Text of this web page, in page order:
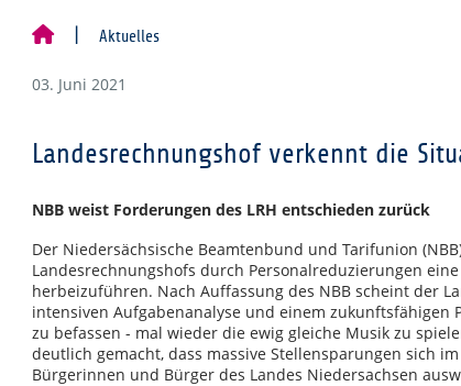
Aktuelles
03. Juni 2021
Landesrechnungshof verkennt die
NBB weist Forderungen des LRH entschieden zurück
Der Niedersächsische Beamtenbund und Tarifunion
Landesrechnungshofs durch Personalreduzierungen
herbeizuführen. Nach Auffassung des NBB scheint der
intensiven Aufgabenanalyse und einem zukunftsfähigen
zu befassen - mal wieder die ewig gleiche Musik zu
deutlich gemacht, dass massive Stellensparungen sich
Bürgerinnen und Bürger des Landes Niedersachsen